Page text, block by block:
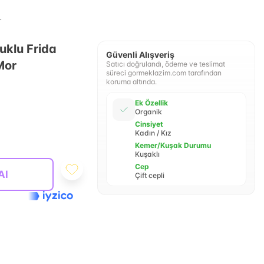
Frida
Güvenli Alışveriş
Satıcı doğrulandı, ödeme ve teslimat
süreci gormeklazim.com tarafından
koruma altında.
Ek Özellik
Organik
Cinsiyet
Kadın / Kız
Kemer/Kuşak Durumu
Kuşaklı
Cep
Çift cepli